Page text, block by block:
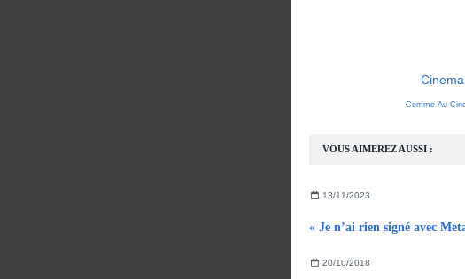
VOUS AIMEREZ AUSSI :
13/11/2023
« Je n’ai rien signé avec
20/10/2018
Cinema
Comme Au